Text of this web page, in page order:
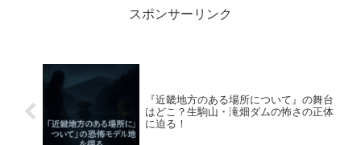
スポンサーリンク
『近畿地方のある場所について』の舞台
はどこ？生駒山・滝畑ダムの怖さの正体
に迫る！